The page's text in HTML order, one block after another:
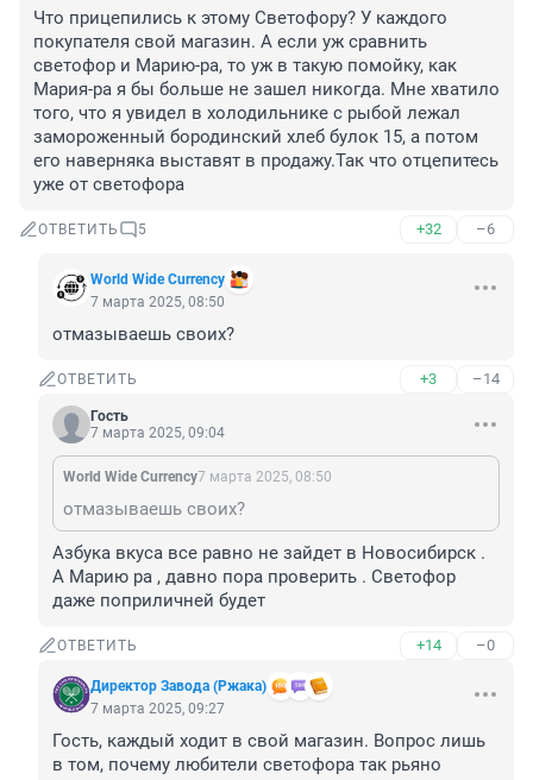
Что прицепились к этому Светофору? У каждого
покупателя свой магазин. А если уж сравнить
светофор и Марию-ра, то уж в такую помойку, как
Мария-ра я бы больше не зашел никогда. Мне хватило
того, что я увидел в холодильнике с рыбой лежал
замороженный бородинский хлеб булок 15, а потом
его наверняка выставят в продажу.Так что отцепитесь
уже от светофора
ОТВЕТИТЬ 5 +32 –6
World Wide Currency
7 марта 2025, 08:50
отмазываешь своих?
ОТВЕТИТЬ +3 –14
Гость
7 марта 2025, 09:04
World Wide Currency7 марта 2025, 08:50
отмазываешь своих?
Азбука вкуса все равно не зайдет в Новосибирск .
А Марию ра , давно пора проверить . Светофор
даже поприличней будет
ОТВЕТИТЬ +14 –0
Директор Завода (Ржака)
7 марта 2025, 09:27
Гость, каждый ходит в свой магазин. Вопрос лишь
в том, почему любители светофора так рьяно